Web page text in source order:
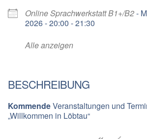
Online Sprachwerkstatt B1+/B2-
2026 - 20:00 - 21:30
Alle anzeigen
BESCHREIBUNG
KommendeVeranstaltungen und
„Willkommen in Löbtau“